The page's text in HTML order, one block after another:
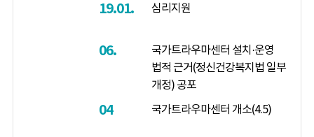
19.01.
심리지원
06.
국가트라우마센터 설치·운영
법적 근거(정신건강복지법 일부
개정) 공포
04 국가트라우마센터 개소(4.5)